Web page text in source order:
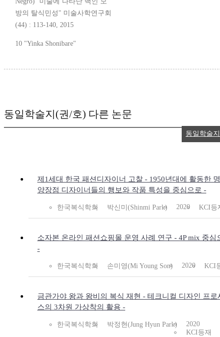
방의 탈식민성" 미술사학연구회
(44) : 113-140, 2015
10 "Yinka Shonibare"
동일학술지(권/호) 다른 논문
제1세대 한국 패션디자이너 고찰 - 1950년대에 활동한
양장점 디자이너들의 행보와 작품 특성을 중심으로 -
한국복식학회 박신미(Shinmi Park) 2020 KCI등
소자본 온라인 패션쇼핑몰 운영 사례 연구 - 4P mix 중심
-
한국복식학회 손미영(Mi Young Son) 2020 KCI
금관가야 왕과 왕비의 복식 재현 - 테크니컬 디자인 프로
스의 3차원 가상착의 활용 -
한국복식학회 박정현(Jung Hyun Park)
2020
KCI등재
동일학술